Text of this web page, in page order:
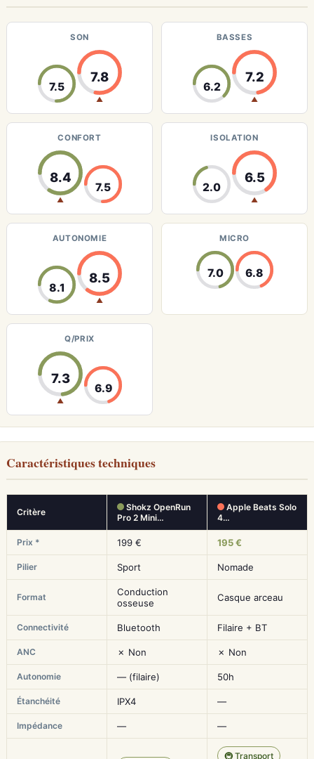
SON
7.5
7.8
▲
BASSES
6.2
7.2
▲
CONFORT
8.4
▲
7.5
ISOLATION
2.0
6.5
▲
AUTONOMIE
8.1
8.5
▲
MICRO
7.0 6.8
Q/PRIX
7.3
▲
6.9
Caractéristiques techniques
Critère
Shokz OpenRun
Pro 2 Mini…
Apple Beats Solo
4…
Prix * 199 € 195 €
Pilier Sport Nomade
Format
Conduction
osseuse
Casque arceau
Connectivité Bluetooth Filaire + BT
ANC ✗ Non ✗ Non
Autonomie — (filaire) 50h
Étanchéité IPX4 —
Impédance — —
🚇 Transport